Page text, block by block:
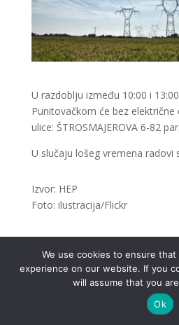
U razdoblju između 10:00 i
Punitovačkom će bez električne
ulice: ŠTROSMAJEROVA 6-82
U slučaju lošeg vremena radovi
Izvor: HEP
Foto: ilustracija/Flickr
.
We use cookies to ensure
experience on our website. If you
will assume that you
Ok